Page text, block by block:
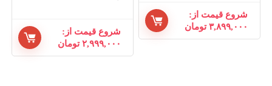
شروع قیمت از:
۳,۸۹۹,۰۰۰ تومان
شروع قیمت از:
۲,۹۹۹,۰۰۰ تومان